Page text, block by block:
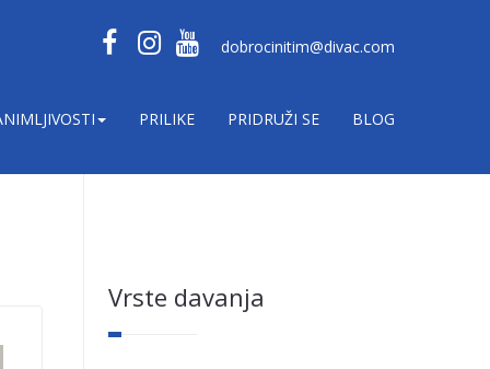
dobrocinitim@divac.com
PRILIKE PRIDRUŽI SE BLOG
Vrste davanja